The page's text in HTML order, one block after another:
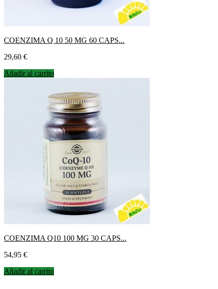
COENZIMA Q 10 50 MG 60 CAPS...
Precio
29,60 €
Añadir al carrito
COENZIMA Q10 100 MG 30 CAPS...
Precio
54,95 €
Añadir al carrito